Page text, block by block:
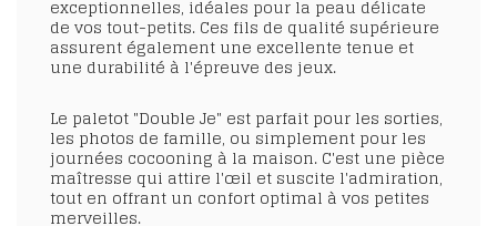
exceptionnelles, idéales pour la peau délicate
de vos tout-petits. Ces fils de qualité supérieure
assurent également une excellente tenue et
une durabilité à l'épreuve des jeux.
Le paletot "Double Je" est parfait pour les sorties,
les photos de famille, ou simplement pour les
journées cocooning à la maison. C'est une pièce
maîtresse qui attire l'œil et suscite l'admiration,
tout en offrant un confort optimal à vos petites
merveilles.